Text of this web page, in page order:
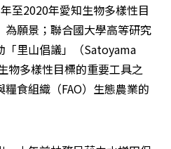
年至2020年愛知生物多樣性目
願景；聯合國大學高等研究
「里山倡議」（Satoyama
多樣性目標的重要工具之
食組織（FAO）生態農業的